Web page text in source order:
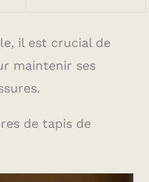
il est crucial de
maintenir ses
de tapis de